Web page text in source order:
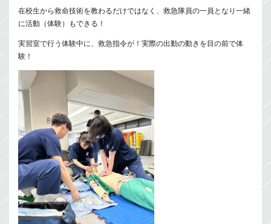
在校生から救命技術を教わるだけではなく、救急隊員の一員となり一緒
に活動（体験）もできる！
実習室で行う体験中に、救急指令が！実際の出動の動きを目の前で体
験！